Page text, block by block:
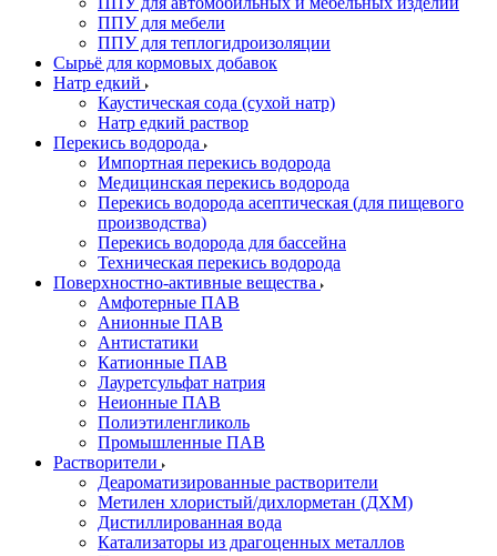
ППУ для мебели
ППУ для теплогидроизоляции
Сырьё для кормовых добавок
Натр едкий
Каустическая сода (сухой натр)
Натр едкий раствор
Перекись водорода
Импортная перекись водорода
Медицинская перекись водорода
Перекись водорода асептическая (для пищевого
производства)
Перекись водорода для бассейна
Техническая перекись водорода
Поверхностно-активные вещества
Амфотерные ПАВ
Анионные ПАВ
Антистатики
Катионные ПАВ
Лауретсульфат натрия
Неионные ПАВ
Полиэтиленгликоль
Промышленные ПАВ
Растворители
Деароматизированные растворители
Метилен хлористый/дихлорметан (ДХМ)
Дистиллированная вода
Катализаторы из драгоценных металлов